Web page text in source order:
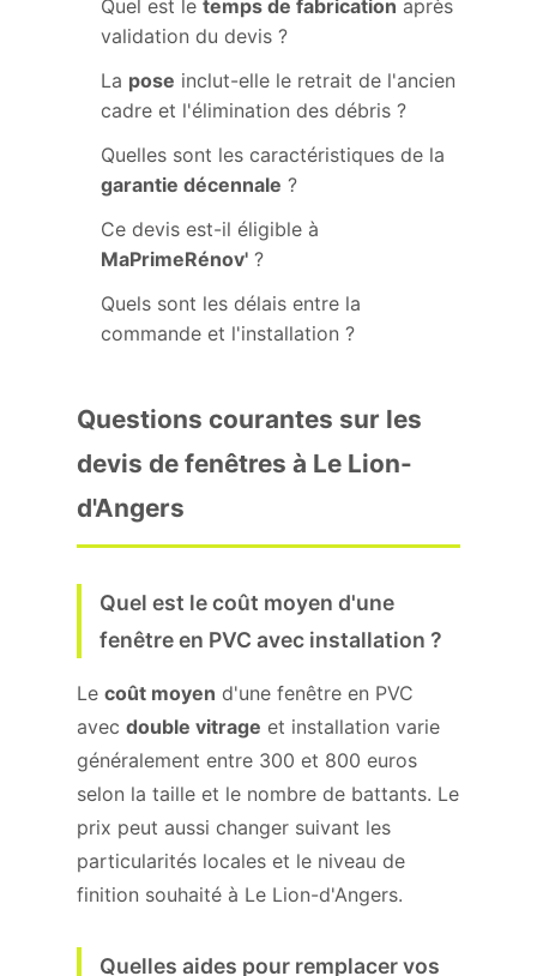
Quel est le temps de fabrication après
validation du devis ?
La pose inclut-elle le retrait de l'ancien
cadre et l'élimination des débris ?
Quelles sont les caractéristiques de la
garantie décennale ?
Ce devis est-il éligible à
MaPrimeRénov' ?
Quels sont les délais entre la
commande et l'installation ?
Questions courantes sur les
devis de fenêtres à Le Lion-
d'Angers
Quel est le coût moyen d'une
fenêtre en PVC avec installation ?
Le coût moyen d'une fenêtre en PVC
avec double vitrage et installation varie
généralement entre 300 et 800 euros
selon la taille et le nombre de battants. Le
prix peut aussi changer suivant les
particularités locales et le niveau de
finition souhaité à Le Lion-d'Angers.
Quelles aides pour remplacer vos